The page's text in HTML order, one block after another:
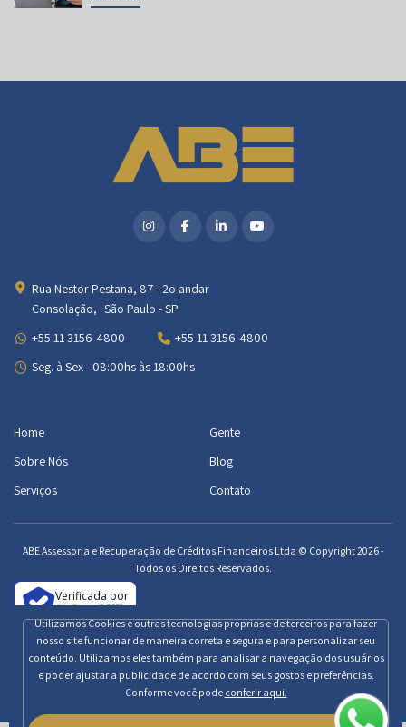
Rua Nestor Pestana, 87 - 2o andar
Consolação, São Paulo - SP
+55 11 3156-4800
+55 11 3156-4800
Seg. à Sex - 08:00hs às 18:00hs
Home
Sobre Nós
Serviços
Gente
Blog
Contato
ABE Assessoria e Recuperação de Créditos Financeiros Ltda © Copyright 2026 -
Todos os Direitos Reservados.
Verificada por
Política de privacidade
Desenvolvido porJuCamillo Web Co.
Utilizamos Cookies e outras tecnologias próprias e de terceiros para fazer
nosso site funcionar de maneira correta e segura e para personalizar seu
conteúdo. Utilizamos eles também para analisar a navegação dos usuários
e poder ajustar a publicidade de acordo com seus gostos e preferências.
Conforme você pode conferir aqui.